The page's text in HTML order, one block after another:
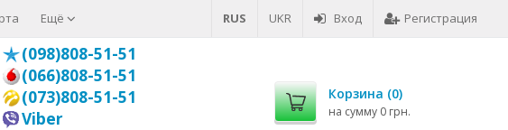
RUS UKR Вход Регистрация
Ещё
(098)808-51-51
(066)808-51-51
(073)808-51-51
Viber
Корзина (0)
на сумму 0 грн.